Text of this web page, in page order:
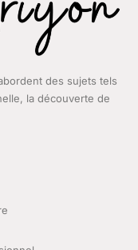
des sujets tels
la découverte de